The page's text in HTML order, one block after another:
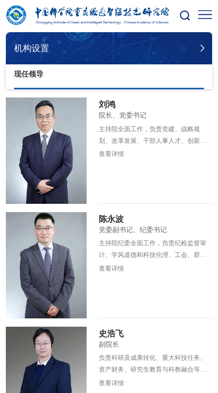
您的位置：首页 机构设置 现任领导
机构设置
现任领导
刘鸿
院长、党委书记
主持院全面工作，负责党建、战略规
划、改革发展、干部人事人才、创新文
化等工作，分管综合办公室、党委办公
查看详情
陈永波
党委副书记、纪委书记
主持院纪委全面工作，负责纪检监督审
计、学风道德和科技伦理、工会、群团
等工作，分管纪监审办公室。
查看详情
史浩飞
副院长
负责科研及成果转化、重大科技任务、
资产财务、研究生教育与科教融合等工
作，分管科技处、资产财务处、研究生
查看详情